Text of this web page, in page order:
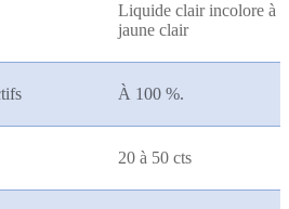
Liquide clair incolore à
jaune clair
À 100 %.
20 à 50 cts